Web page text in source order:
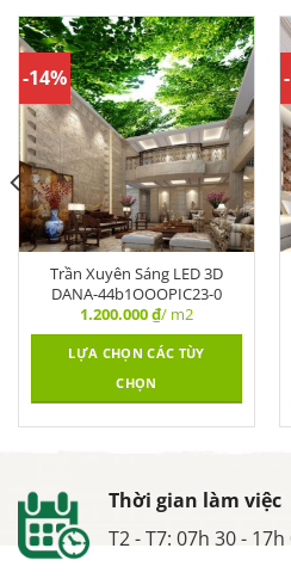
-14%
Trần Xuyên Sáng LED 3D
DANA-44b1OOOPIC23-0
1.200.000₫/ m2
LỰA CHỌN CÁC TÙY
CHỌN
Thời gian làm việc
T2 - T7: 07h 30 - 17h